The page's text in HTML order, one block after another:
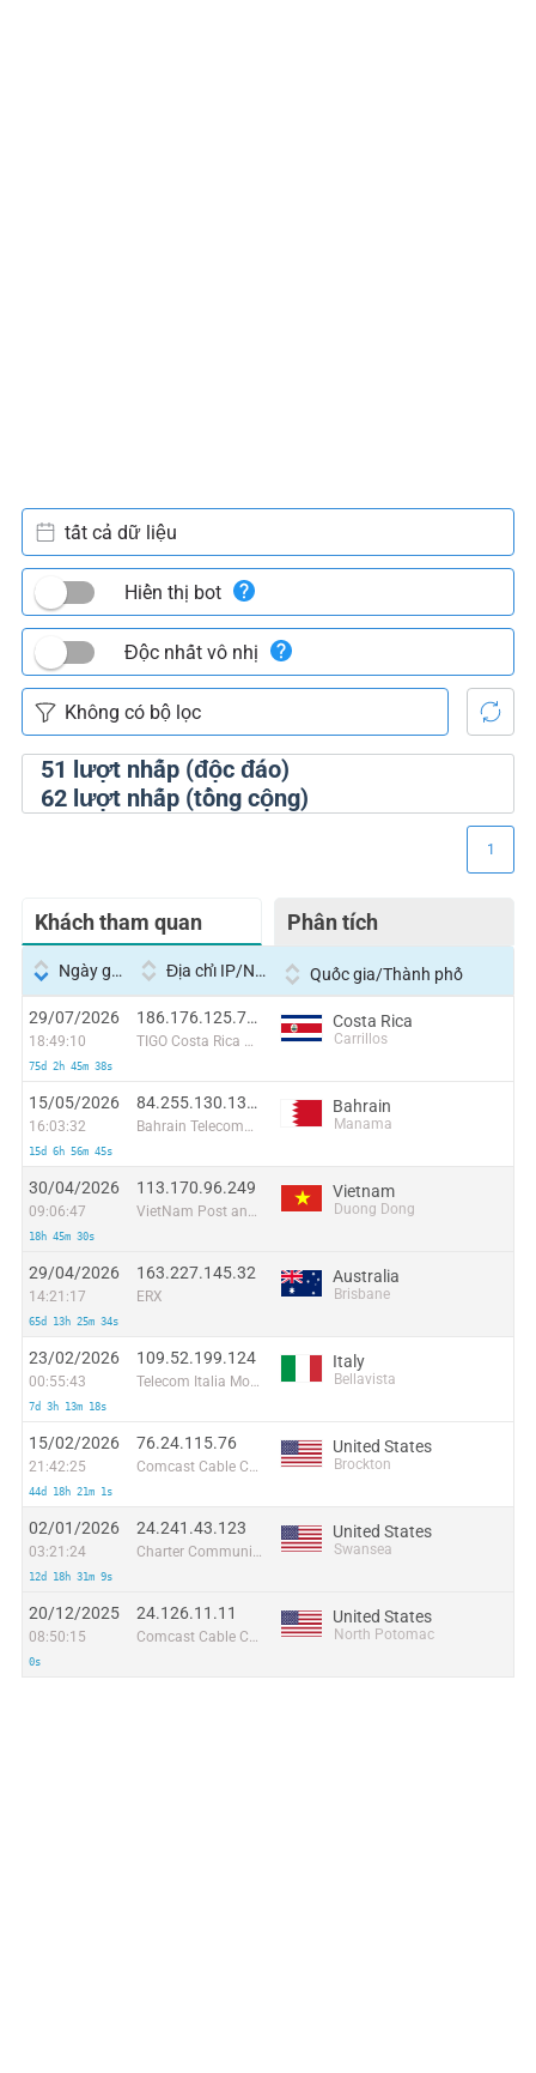
51 lượt nhấp (độc đáo)
62lượt nhấp (tổng cộng)
tất cả dữ liệu
Hiển thị bot
Độc nhất vô nhị
Khách tham quan Phân tích
1
Ngày giờ Địa chỉ IP/Nhà cung cấp dịch vụ Quốc gia/Thành phố
29/07/2026
18:49:10
75d 2h 45m 38s
186.176.125.70:32802
TIGO Costa Rica HOME
Costa Rica
Carrillos
15/05/2026
16:03:32
15d 6h 56m 45s
84.255.130.131:47402
Bahrain Telecommunication Company
Bahrain
Manama
30/04/2026
09:06:47
18h 45m 30s
113.170.96.249
VietNam Post and Telecom Corporation
Vietnam
Duong Dong
29/04/2026
14:21:17
65d 13h 25m 34s
163.227.145.32
ERX
Australia
Brisbane
23/02/2026
00:55:43
7d 3h 13m 18s
109.52.199.124
Telecom Italia Mobile
Italy
Bellavista
15/02/2026
21:42:25
44d 18h 21m 1s
76.24.115.76
Comcast Cable Communications, LLC
United States
Brockton
02/01/2026
03:21:24
12d 18h 31m 9s
24.241.43.123
Charter Communications
United States
Swansea
20/12/2025
08:50:15
0s
24.126.11.11
Comcast Cable Communications
United States
North Potomac